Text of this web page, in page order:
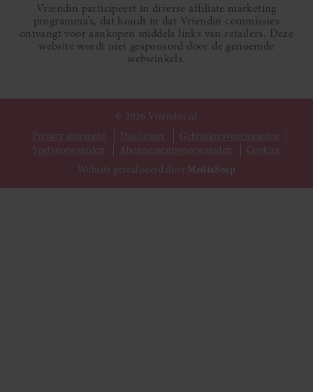
Vriendin participeert in diverse affiliate marketing
programma’s, dat houdt in dat Vriendin commissies
ontvangt voor aankopen middels links van retailers. Deze
website wordt niet gesponsord door de genoemde
webwinkels.
© 2026 Vriendin.nl
Privacy statement
Disclaimer
Gebruikersvoorwaarden
Spelvoorwaarden
Abonnementsvoorwaarden
Cookies
Website gerealiseerd door MediaSoep